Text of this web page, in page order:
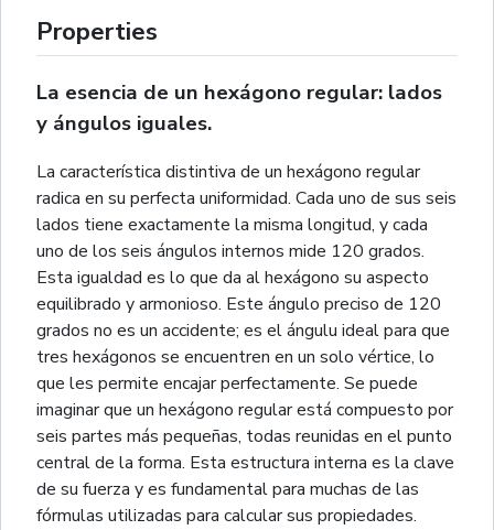
Properties
La esencia de un hexágono regular: lados
y ángulos iguales.
La característica distintiva de un hexágono regular
radica en su perfecta uniformidad. Cada uno de sus seis
lados tiene exactamente la misma longitud, y cada
uno de los seis ángulos internos mide 120 grados.
Esta igualdad es lo que da al hexágono su aspecto
equilibrado y armonioso. Este ángulo preciso de 120
grados no es un accidente; es el ángulu ideal para que
tres hexágonos se encuentren en un solo vértice, lo
que les permite encajar perfectamente. Se puede
imaginar que un hexágono regular está compuesto por
seis partes más pequeñas, todas reunidas en el punto
central de la forma. Esta estructura interna es la clave
de su fuerza y es fundamental para muchas de las
fórmulas utilizadas para calcular sus propiedades.